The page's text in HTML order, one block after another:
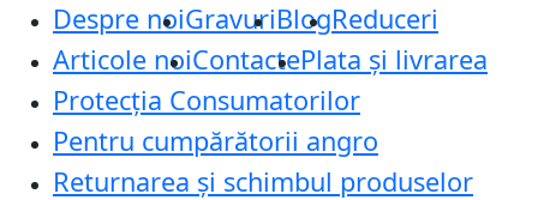
Despre noiGravuriBlogReduceri
Articole noiContactePlata și livrarea
Protecţia Consumatorilor
Pentru cumpărătorii angro
Returnarea și schimbul produselor